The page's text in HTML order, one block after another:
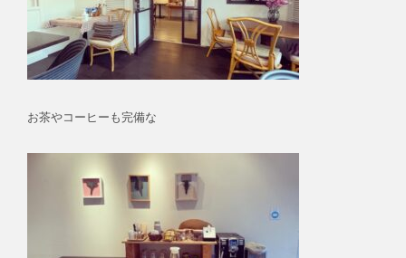
お茶やコーヒーも完備な